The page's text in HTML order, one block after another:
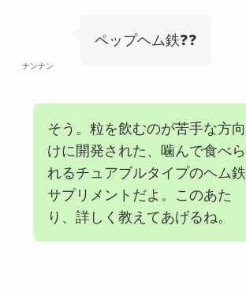
ナンナン
ペップヘム鉄❓❓
そう。粒を飲むのが苦手な方向
けに開発された、噛んで食べら
れるチュアブルタイプのヘム鉄
サプリメントだよ。このあた
り、詳しく教えてあげるね。